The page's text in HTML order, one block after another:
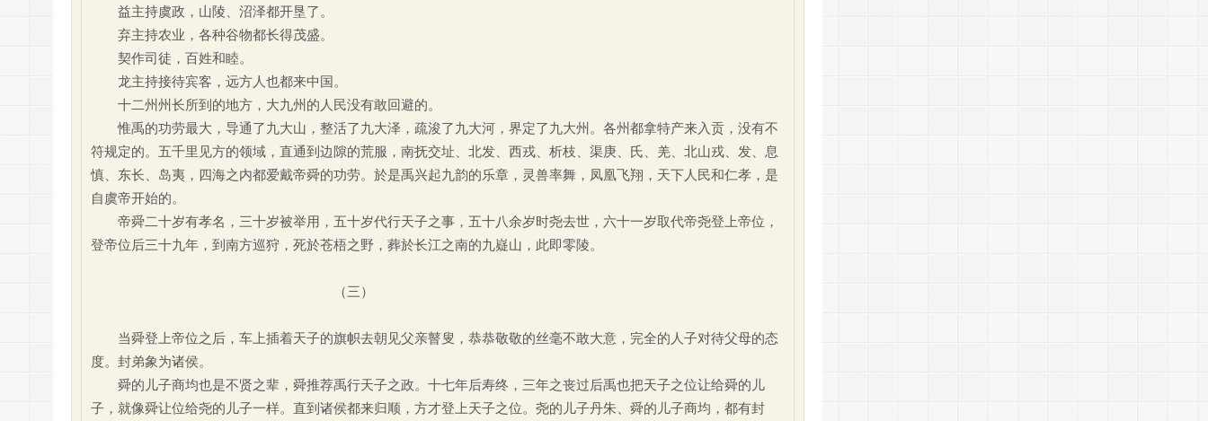
益主持虞政，山陵、沼泽都开垦了。
弃主持农业，各种谷物都长得茂盛。
契作司徒，百姓和睦。
龙主持接待宾客，远方人也都来中国。
十二州州长所到的地方，大九州的人民没有敢回避的。
惟禹的功劳最大，导通了九大山，整活了九大泽，疏浚了九大河，界定了九大州。各州都拿特产来入贡，没有不
符规定的。五千里见方的领域，直通到边隙的荒服，南抚交址、北发、西戎、析枝、渠庚、氏、羌、北山戎、发、息
慎、东长、岛夷，四海之内都爱戴帝舜的功劳。於是禹兴起九韵的乐章，灵兽率舞，凤凰飞翔，天下人民和仁孝，是
自虞帝开始的。
帝舜二十岁有孝名，三十岁被举用，五十岁代行天子之事，五十八余岁时尧去世，六十一岁取代帝尧登上帝位，
登帝位后三十九年，到南方巡狩，死於苍梧之野，葬於长江之南的九嶷山，此即零陵。
（三）
当舜登上帝位之后，车上插着天子的旗帜去朝见父亲瞽叟，恭恭敬敬的丝毫不敢大意，完全的人子对待父母的态
度。封弟象为诸侯。
舜的儿子商均也是不贤之辈，舜推荐禹行天子之政。十七年后寿终，三年之丧过后禹也把天子之位让给舜的儿
子，就像舜让位给尧的儿子一样。直到诸侯都来归顺，方才登上天子之位。尧的儿子丹朱、舜的儿子商均，都有封